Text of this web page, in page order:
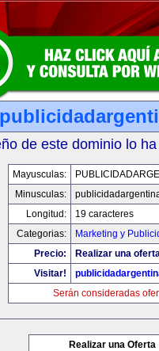
de este dominio lo
Mayusculas:
Minusculas:
Longitud:
19 caracteres
Categorias:
Marketing y
Precio:
Realizar una
Visitar!
Serán consideradas
Realizar una Oferta